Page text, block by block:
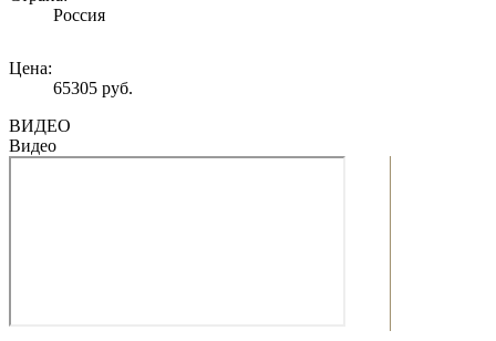
Россия
Цена:
65305 руб.
ВИДЕО
Видео